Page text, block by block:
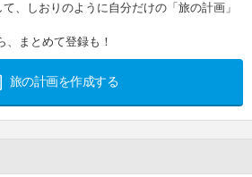
、しおりのように自分だけの「旅の計画」
、まとめて登録も！
旅の計画を作成する